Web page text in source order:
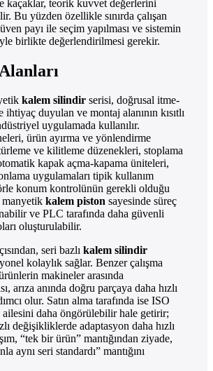
kaçaklar, teorik kuvvet değerlerini
Bu yüzden özellikle sınırda çalışan
payı ile seçim yapılması ve sistemin
birlikte değerlendirilmesi gerekir.
kalem silindir serisi, doğrusal itme-
ihtiyaç duyulan ve montaj alanının kısıtlı
uygulamada kullanılır.
ürün ayırma ve yönlendirme
ve kilitleme düzenekleri, stoplama
kapak açma-kapama üniteleri,
uygulamaları tipik kullanım
konum kontrolünün gerekli olduğu
manyetik kalem piston sayesinde süreç
ve PLC tarafında daha güvenli
oluşturulabilir.
seri bazlı kalem silindir
kolaylık sağlar. Benzer çalışma
makineler arasında
arıza anında doğru parçaya daha hızlı
olur. Satın alma tarafında ise ISO
daha öngörülebilir hale getirir;
değişikliklerde adaptasyon daha hızlı
“tek bir ürün” mantığından ziyade,
aynı seri standardı” mantığını